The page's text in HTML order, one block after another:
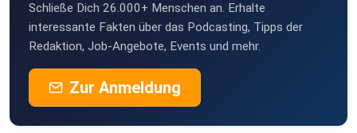
Schließe Dich 26.000+ Menschen an. Erhalte
interessante Fakten über das Podcasting, Tipps der
Redaktion, Job-Angebote, Events und mehr.
Zur Anmeldung